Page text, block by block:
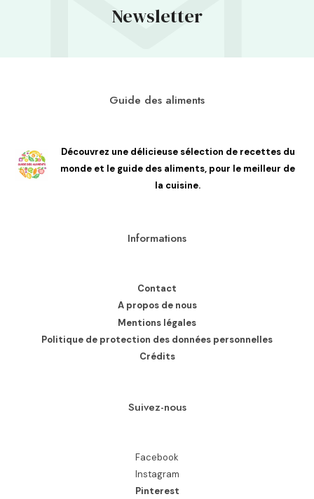
Newsletter
Guide des aliments
Découvrez une délicieuse sélection de recettes du
monde et le guide des aliments, pour le meilleur de
la cuisine.
Informations
Contact
A propos de nous
Mentions légales
Politique de protection des données personnelles
Crédits
Suivez-nous
Facebook
Instagram
Pinterest